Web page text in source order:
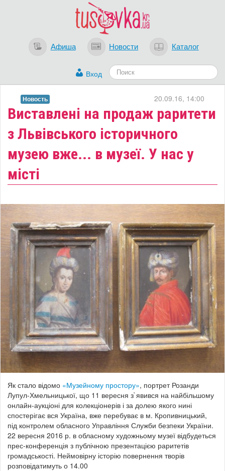
Афиша Новости Каталог
Вход
Виставлені на продаж раритети
з Львівського історичного
музею вже... в музеї. У нас у
місті
20.09.16, 14:00
Новость
Як стало відомо «Музейному простору», портрет Розанди
Лупул-Хмельницької, що 11 вересня з`явився на найбільшому
онлайн-аукціоні для колекціонерів і за долею якого нині
спостерігає вся Україна, вже перебуває в м. Кропивницький,
під контролем обласного Управління Служби безпеки України.
22 вересня 2016 р. в обласному художньому музеї відбудеться
прес-конференція з публічною презентацією раритетів
громадськості. Неймовірну історію повернення творів
розповідатимуть о 14.00